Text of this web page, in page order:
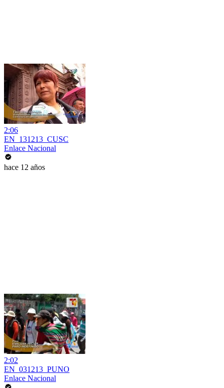
2:06
EN_131213_CUSC
Enlace Nacional
hace 12 años
2:02
EN_031213_PUNO
Enlace Nacional